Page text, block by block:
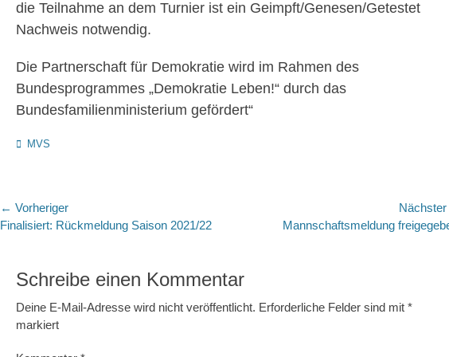
die Teilnahme an dem Turnier ist ein Geimpft/Genesen/Getestet
Nachweis notwendig.
Die Partnerschaft für Demokratie wird im Rahmen des
Bundesprogrammes „Demokratie Leben!“ durch das
Bundesfamilienministerium gefördert“
Kategorien
MVS
Beitragsnavigation
← Vorheriger
Vorheriger
Finalisiert: Rückmeldung Saison 2021/22 Mannschaftsmeldung
Schreibe einen Kommentar
Deine E-Mail-Adresse wird nicht veröffentlicht. Erforderliche Felder sind mit *
markiert